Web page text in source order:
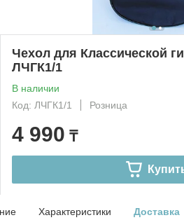
Чехол для Классической
ЛЧГК1/1
В наличии
Код: ЛЧГК1/1
Розница
4 990 ₸
Характеристики Доставка